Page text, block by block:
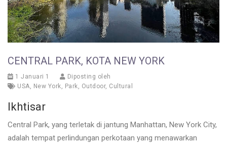
CENTRAL PARK, KOTA NEW YORK
1 Januari 1
Diposting oleh
USA, New York, Park, Outdoor, Cultural
Ikhtisar
Central Park, yang terletak di jantung Manhattan, New York City,
adalah tempat perlindungan perkotaan yang menawarkan